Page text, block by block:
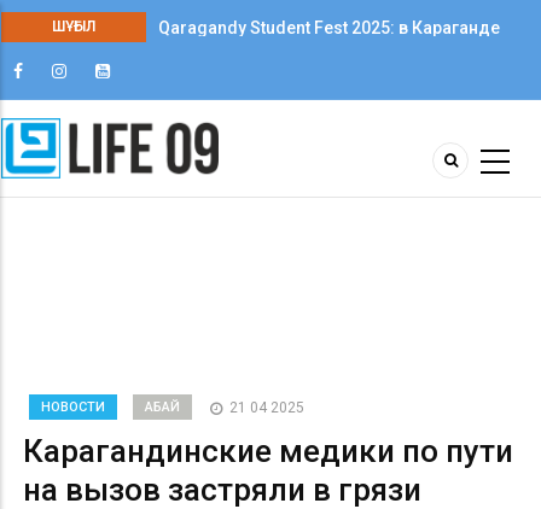
ШҰҒЫЛ
Qaragandy Student Fest 2025: в Караганде
НОВОСТИ АБАЙ 21 04 2025
Карагандинские медики по пути
на вызов застряли в грязи